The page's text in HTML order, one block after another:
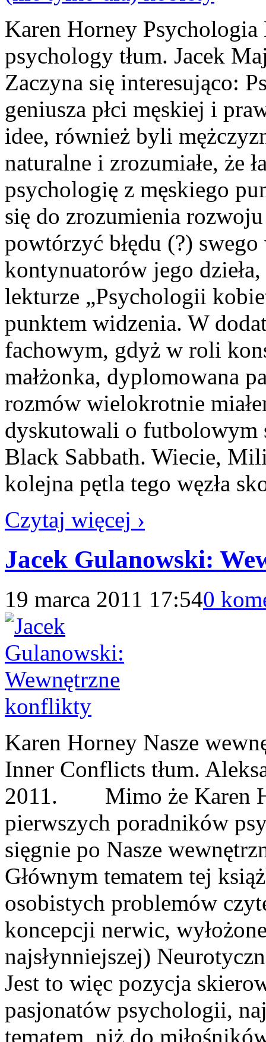
Karen Horney
psychology tłum. Jacek
Zaczyna się interesująco:
geniusza płci męskiej i
idee, również byli
naturalne i zrozumiałe, że
psychologię z męskiego
się do zrozumienia
powtórzyć błędu (?)
kontynuatorów jego
lekturze „Psychologii
punktem widzenia. W
fachowym, gdyż w roli
małżonka, dyplomowana
rozmów wielokrotnie
dyskutowali o futbolowym
Black Sabbath. Wiecie,
kolejna pętla tego węzła
Czytaj więcej ›
Jacek Gulanowski:
19 marca 2011 17:540
Karen Horney Nasze
Inner Conflicts tłum.
2011. Mimo że Karen
pierwszych poradników
sięgnie po Nasze
Głównym tematem tej
osobistych problemów
koncepcji nerwic,
najsłynniejszej)
Jest to więc pozycja
pasjonatów psychologii,
tematem, niż do